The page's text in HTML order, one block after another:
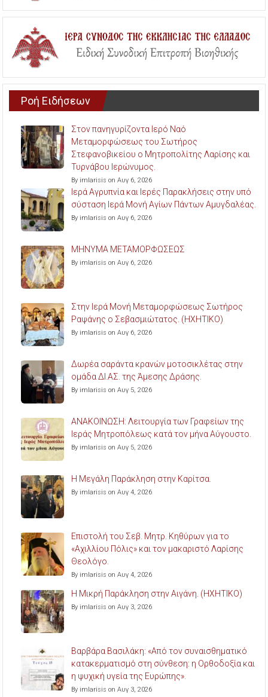
Ροή Ειδήσεων
Στον πανηγυρίζοντα Ιερό Ναό
Μεταμορφώσεως του Σωτήρος
Στεφανοβικείου ο Μητροπολίτης Λαρίσης και
Τυρνάβου Ιερώνυμος.
By imlarisis on Αυγ 6, 2026
Ιερά Αγρυπνία και Ιερές Παρακλήσεις στην υπό
σύσταση Ιερά Μονή Αγίων Πάντων Αμυγδαλέας.
By imlarisis on Αυγ 6, 2026
ΜΗΝΥΜΑ ΜΕΤΑΜΟΡΦΩΣΕΩΣ
By imlarisis on Αυγ 6, 2026
Στην Ιερά Μονή Μεταμορφώσεως Σωτήρος
Ραψάνης ο Σεβασμιώτατος. (ΗΧΗΤΙΚΟ)
By imlarisis on Αυγ 6, 2026
Δωρέα σαράντα κρανών μοτοσικλέτας στην
ομάδα ΔΙ.ΑΣ. της Άμεσης Δράσης.
By imlarisis on Αυγ 5, 2026
ΑΝΑΚΟΙΝΩΣΗ: Λειτουργία των Γραφείων της
Ιεράς Μητροπόλεως κατά τον μήνα Αύγουστο.
By imlarisis on Αυγ 5, 2026
Η Μεγάλη Παράκληση στην Καρίτσα.
By imlarisis on Αυγ 4, 2026
Επιστολή του Σεβ. Μητρ. Κηθύρων για το
«Αχιλλίου Πόλις» και τον μακαριστό Λαρίσης
Θεολόγο.
By imlarisis on Αυγ 4, 2026
Η Μικρή Παράκληση στην Αιγάνη. (ΗΧΗΤΙΚΟ)
By imlarisis on Αυγ 3, 2026
Βαρβάρα Βασιλάκη: «Από τον συναισθηματικό
κατακερματισμό στη σύνθεση: η Ορθοδοξία και
η ψυχική υγεία της Ευρώπης».
By imlarisis on Αυγ 3, 2026